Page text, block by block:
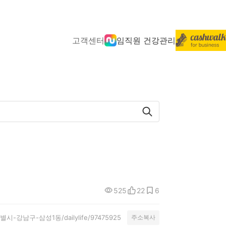
고객센터 임직원 건강관리
525 22 6
시-강남구-삼성1동/dailylife/97475925 주소복사